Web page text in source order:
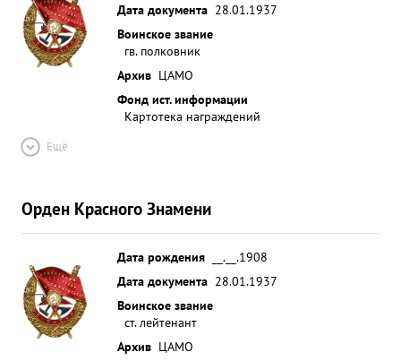
Дата документа 28.01.1937
Воинское звание
гв. полковник
Архив ЦАМО
Фонд ист. информации
Картотека награждений
Ещё
Орден Красного Знамени
Дата рождения
__.__.1908
Дата документа 28.01.1937
Воинское звание
ст. лейтенант
Архив ЦАМО